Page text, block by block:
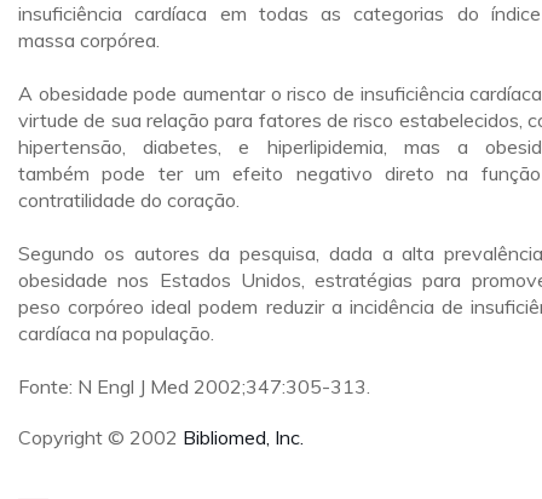
insuficiência cardíaca em todas as categorias do
massa corpórea.
A obesidade pode aumentar o risco de insuficiência
virtude de sua relação para fatores de risco estabelecidos,
hipertensão, diabetes, e hiperlipidemia, mas a
também pode ter um efeito negativo direto na
contratilidade do coração.
Segundo os autores da pesquisa, dada a alta
obesidade nos Estados Unidos, estratégias para
peso corpóreo ideal podem reduzir a incidência de
cardíaca na população.
Fonte: N Engl J Med 2002;347:305-313.
Copyright © 2002 Bibliomed, Inc.